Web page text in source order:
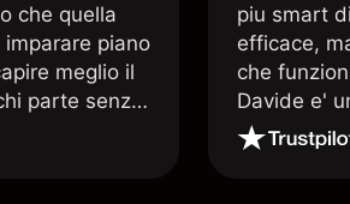
che quella
piano
meglio il
parte senza
piu smart
efficace,
che
Davide e'
quando le
arrivano.